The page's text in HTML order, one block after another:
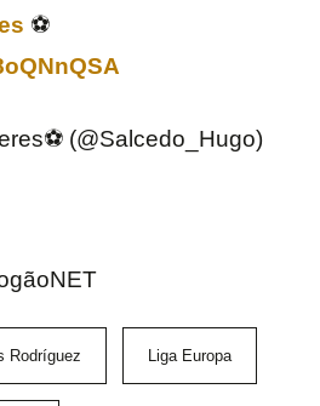
⚽️
(@Salcedo_Hugo)
Rodríguez Liga Europa